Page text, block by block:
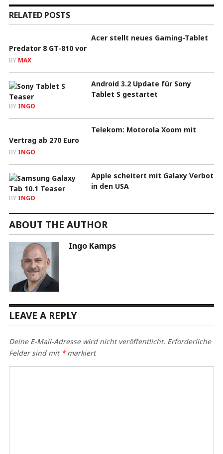
RELATED POSTS
Acer stellt neues Gaming-Tablet
Predator 8 GT-810 vor
BY MAX
Android 3.2 Update für Sony
Tablet S gestartet
BY INGO
Telekom: Motorola Xoom mit
Vertrag ab 270 Euro
BY INGO
Apple scheitert mit Galaxy Verbot
in den USA
BY INGO
ABOUT THE AUTHOR
Ingo Kamps
LEAVE A REPLY
Deine E-Mail-Adresse wird nicht veröffentlicht. Erforderliche
Felder sind mit *markiert